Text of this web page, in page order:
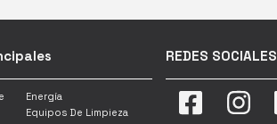
Energía
Equipos De Limpieza
REDES SOCIALES